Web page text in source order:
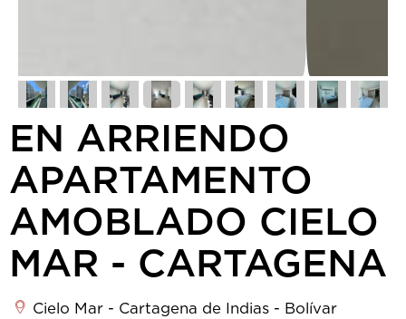
EN ARRIENDO
APARTAMENTO
AMOBLADO CIELO
MAR - CARTAGENA
Cielo Mar - Cartagena de Indias - Bolívar